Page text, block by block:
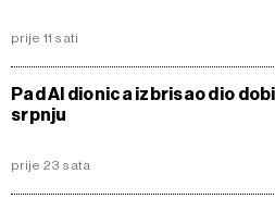
prije 11 sati
Pad AI dionica izbrisao dio
srpnju
prije 23 sata